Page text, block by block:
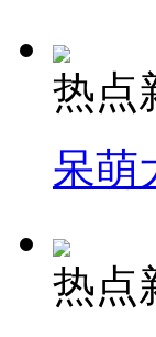
热点
呆萌
热点